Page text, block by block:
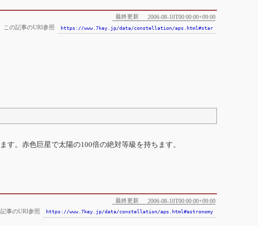
最終更新
2006-08-10T00:00:00+09:00
この記事のURI参照
https://www.7key.jp/data/constellation/aps.html#star
す。赤色巨星で太陽の100倍の絶対等級を持ちます。
最終更新
2006-08-10T00:00:00+09:00
事のURI参照
https://www.7key.jp/data/constellation/aps.html#astronomy